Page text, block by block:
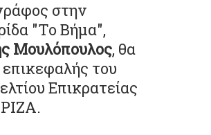
στην
"Το Βήμα",
Μουλόπουλος, θα
επικεφαλής του
Επικρατείας